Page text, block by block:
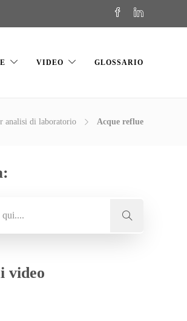
VIDEO GLOSSARIO
analisi di laboratorio Acque reflue
video